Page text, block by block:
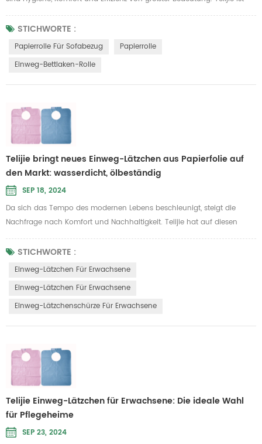
bestrebt, hochwertige Pflegelösungen anzubieten, und unsere Einweg-
Bettlakenrolle ist speziell auf diese Bedürfnisse zugeschnitten. Es ist
ideal für den Einsatz in Schönheits-, Massage- und medizinischen
STICHWORTE :
Papierrolle Für Sofabezug
Papierrolle
Einweg-Bettlaken-Rolle
Telijie bringt neues Einweg-Lätzchen aus Papierfolie auf
den Markt: wasserdicht, ölbeständig
SEP 18, 2024
Da sich das Tempo des modernen Lebens beschleunigt, steigt die
Nachfrage nach Komfort und Nachhaltigkeit. Telijie hat auf diesen
Trend reagiert und ein neues Einweg-Lätzchen aus Papierfolie auf den
Markt gebracht. Dieses Lätzchen vereint wasserdichte, ölbeständige und
flüssigkeitsabweisende Eigenschaften, was es sowohl umweltfreundlich
STICHWORTE :
Einweg-Lätzchen Für Erwachsene
Einweg-Lätzchen Für Erwachsene
Einweg-Lätzchenschürze Für Erwachsene
Telijie Einweg-Lätzchen für Erwachsene: Die ideale Wahl
für Pflegeheime
SEP 23, 2024